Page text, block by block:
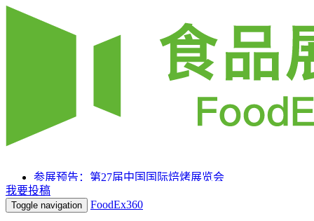
参展预告：第27届中国国际焙烤展览会
参展预告：SIAL 西雅国际食品和饮料展览会（上海）
参展预告：2025HOTELEX上海国际酒店及餐饮业博览
我要投稿
Toggle navigation FoodEx360